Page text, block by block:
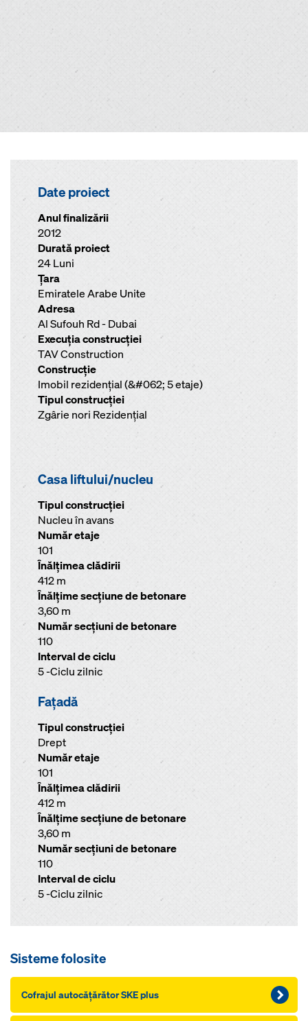
Date proiect
Anul finalizării
2012
Durată proiect
24 Luni
Ţara
Emiratele Arabe Unite
Adresa
Al Sufouh Rd - Dubai
Execuţia construcţiei
TAV Construction
Construcţie
Imobil rezidențial (&#062; 5 etaje)
Tipul construcţiei
Zgârie nori Rezidențial
Casa liftului/nucleu
Tipul construcției
Nucleu în avans
Număr etaje
101
Înălţimea clădirii
412 m
Înălţime secţiune de betonare
3,60 m
Număr secţiuni de betonare
110
Interval de ciclu
5 -Ciclu zilnic
Faţadă
Tipul construcției
Drept
Număr etaje
101
Înălţimea clădirii
412 m
Înălţime secţiune de betonare
3,60 m
Număr secţiuni de betonare
110
Interval de ciclu
5 -Ciclu zilnic
Sisteme folosite
Cofrajul autocăţărător SKE plus